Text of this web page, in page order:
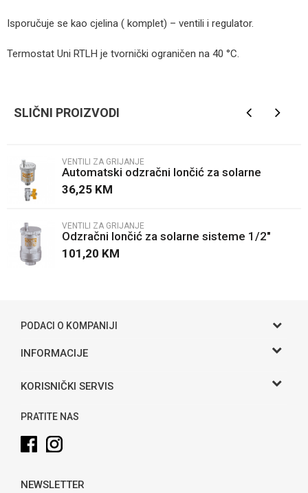
Isporučuje se kao cjelina ( komplet) – ventili i regulator.
Termostat Uni RTLH je tvornički ograničen na 40 °C.
Poruka
SLIČNI PROIZVODI
VENTILI ZA GRIJANJE
Automatski odzračni lončić za solarne
sisteme 3/8"
36,25 KM
VENTILI ZA GRIJANJE
Odzračni lončić za solarne sisteme 1/2"
101,20 KM
PODACI O KOMPANIJI
Gama S doo
Adresa
Telefon:
Email:
Račun
INFORMACIJE
O nama
KORISNIČKI SERVIS
Uslovi korišćenja i prodaje
Kako kupiti
Plaćanje karticama
PRATITE NAS
NEWSLETTER